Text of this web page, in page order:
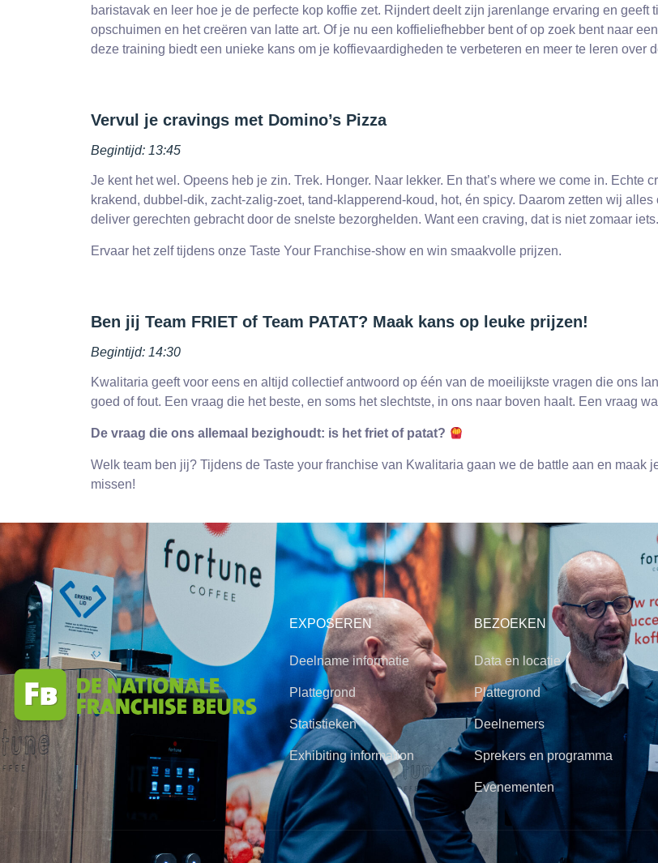
baristavak en leer hoe je de perfecte kop koffie zet. Rijndert deelt zijn jarenlange ervaring en geeft
opschuimen en het creëren van latte art. Of je nu een koffieliefhebber bent of op zoek bent naar
deze training biedt een unieke kans om je koffievaardigheden te verbeteren en meer te leren over
Vervul je cravings met Domino’s Pizza
Begintijd: 13:45
Je kent het wel. Opeens heb je zin. Trek. Honger. Naar lekker. En that’s where we come in. Echte
krakend, dubbel-dik, zacht-zalig-zoet, tand-klapperend-koud, hot, én spicy. Daarom zetten wij
deliver gerechten gebracht door de snelste bezorghelden. Want een craving, dat is niet zomaar
Ervaar het zelf tijdens onze Taste Your Franchise-show en win smaakvolle prijzen.
Ben jij Team FRIET of Team PATAT? Maak kans op leuke prijzen!
Begintijd: 14:30
Kwalitaria geeft voor eens en altijd collectief antwoord op één van de moeilijkste vragen die ons
goed of fout. Een vraag die het beste, en soms het slechtste, in ons naar boven haalt. Een vraag
De vraag die ons allemaal bezighoudt: is het friet of patat?
Welk team ben jij? Tijdens de Taste your franchise van Kwalitaria gaan we de battle aan en maak
missen!
EXPOSEREN
Deelname informatie
Plattegrond
Statistieken
Exhibiting information
BEZOEKEN
Data en locatie
Plattegrond
Deelnemers
Sprekers en programma
Evenementen